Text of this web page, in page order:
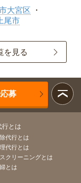
大宮区
上尾市
を見る
募
行とは
代行とは
代行とは
クリーニングとは
とは